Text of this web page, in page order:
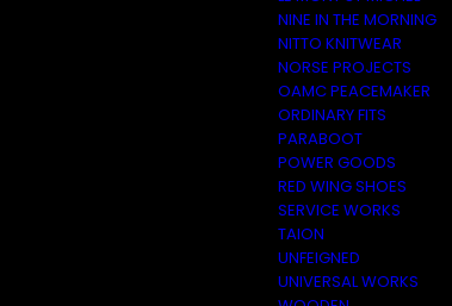
NINE IN THE MORNING
NITTO KNITWEAR
NORSE PROJECTS
OAMC PEACEMAKER
ORDINARY FITS
PARABOOT
POWER GOODS
RED WING SHOES
SERVICE WORKS
TAION
UNFEIGNED
UNIVERSAL WORKS